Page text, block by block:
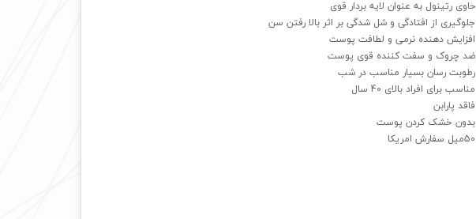
حاوی رتینول به عنوان لایه بردار قوی
جلوگیری از افتادگی و شل شدگی بر اثر بالا رفتن سن
افزایش دهنده نرمی و لطافت پوست
ضد چروک و سفت کننده قوی پوست
رطوبت رسان بسیار مناسب در شب
مناسب برای افراد بالای 40 سال
فاقد پارابن
بدون خشک کردن پوست
50میل سفارش امریکا